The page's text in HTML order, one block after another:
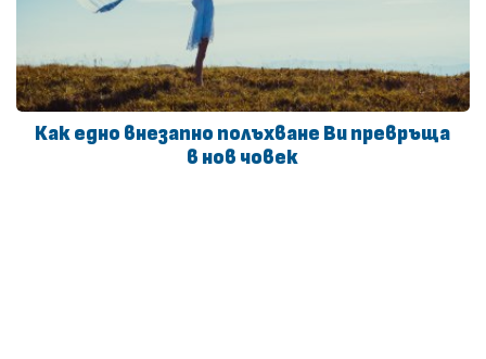
Как едно внезапно полъхване Ви превръща
в нов човек